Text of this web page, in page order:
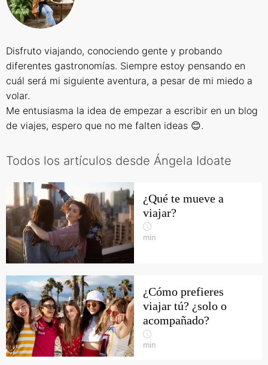
Quiénes somos
Únete al equipo
Disfruto viajando, conociendo gente y probando
diferentes gastronomías. Siempre estoy pensando en
cuál será mi siguiente aventura, a pesar de mi miedo a
volar.
Me entusiasma la idea de empezar a escribir en un blog
de viajes, espero que no me falten ideas 😊.
Todos los artículos desde Ángela Idoate
¿Qué te mueve a
viajar?
min
¿Cómo prefieres
viajar tú? ¿solo o
acompañado?
min